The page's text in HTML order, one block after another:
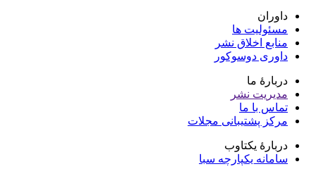
داوران
مسئولیت ها
منابع اخلاق نشر
داوری دوسوکور
دربارۀ ما
مدیریت نشر
تماس با ما
مرکز پشتیبانی مجلات
دربارۀ یکتاوب
سامانه یکپارچه سبا